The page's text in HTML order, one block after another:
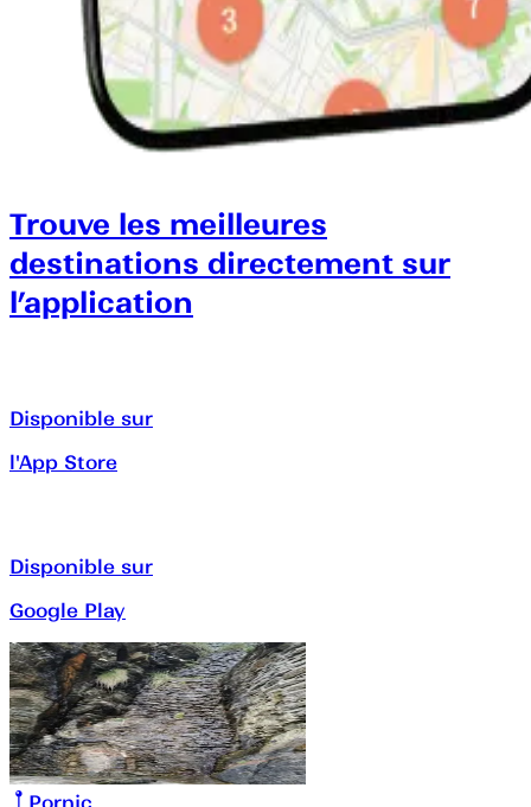
Trouve les meilleures
destinations directement sur
l’application
Disponible sur
l'App Store
Disponible sur
Google Play
Pornic